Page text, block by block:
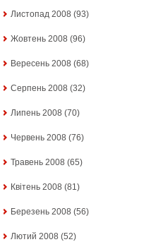
Листопад 2008 (93)
Жовтень 2008 (96)
Вересень 2008 (68)
Серпень 2008 (32)
Липень 2008 (70)
Червень 2008 (76)
Травень 2008 (65)
Квітень 2008 (81)
Березень 2008 (56)
Лютий 2008 (52)